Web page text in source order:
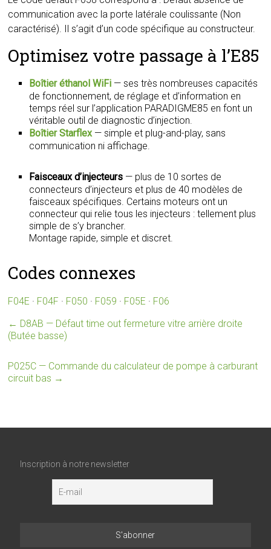
communication avec la porte latérale coulissante (Non
caractérisé). Il s’agit d’un code spécifique au constructeur.
Optimisez votre passage à l’E85
Boîtier éthanol WiFi — ses très nombreuses capacités
de fonctionnement, de réglage et d’information en
temps réel sur l’application PARADIGME85 en font un
véritable outil de diagnostic d’injection.
Boîtier Starflex— simple et plug-and-play, sans
communication ni affichage.
Faisceaux d’injecteurs — plus de 10 sortes de
connecteurs d’injecteurs et plus de 40 modèles de
faisceaux spécifiques. Certains moteurs ont un
connecteur qui relie tous les injecteurs : tellement plus
simple de s’y brancher.
Montage rapide, simple et discret.
Codes connexes
F04E · F04F · F050 · F059 · F05E · F06
← D8AB — Défaut time out fermeture vitre arrière droite
(Butée basse)
P025C — Commande du calculateur de pompe à carburant
circuit bas →
Inscription à notre newsletter